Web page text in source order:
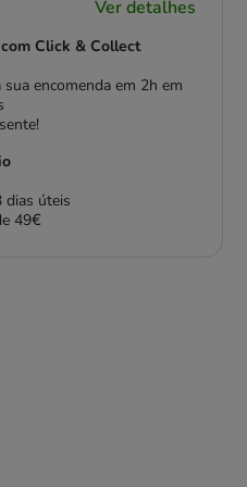
Ver detalhes
Click & Collect
encomenda em 2h em
dias úteis
49€